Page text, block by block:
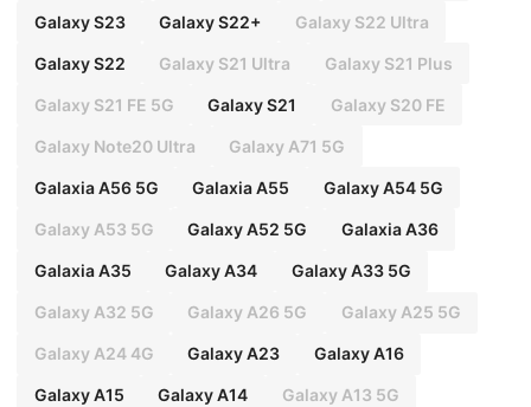
Galaxy S23 Galaxy S22+ Galaxy S22 Ultra
Galaxy S22 Galaxy S21 Ultra Galaxy S21 Plus
Galaxy S21 FE 5G Galaxy S21 Galaxy S20 FE
Galaxy Note20 Ultra Galaxy A71 5G
Galaxia A56 5G Galaxia A55 Galaxy A54 5G
Galaxy A53 5G Galaxy A52 5G Galaxia A36
Galaxia A35 Galaxy A34 Galaxy A33 5G
Galaxy A32 5G Galaxy A26 5G Galaxy A25 5G
Galaxy A24 4G Galaxy A23 Galaxy A16
Galaxy A15 Galaxy A14 Galaxy A13 5G